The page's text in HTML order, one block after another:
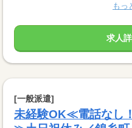
もっ
求人
[一般派遣]
未経験OK≪電話なし